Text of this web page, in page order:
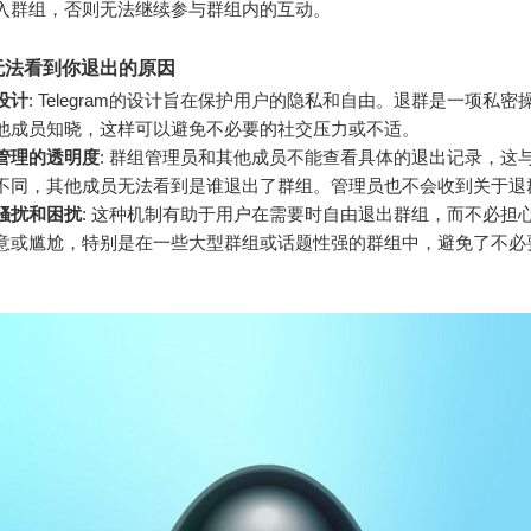
群组，否则无法继续参与群组内的互动。
看到你退出的原因
计: Telegram的设计旨在保护用户的隐私和自由。退群是一项私密
成员知晓，这样可以避免不必要的社交压力或不适。
理的透明度: 群组管理员和其他成员不能查看具体的退出记录，这
同，其他成员无法看到是谁退出了群组。管理员也不会收到关于
扰和困扰: 这种机制有助于用户在需要时自由退出群组，而不必担
或尴尬，特别是在一些大型群组或话题性强的群组中，避免了不